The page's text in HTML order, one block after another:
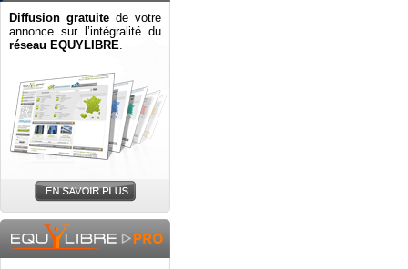
Diffusion gratuite de votre
annonce sur l’intégralité du
réseau EQUYLIBRE.